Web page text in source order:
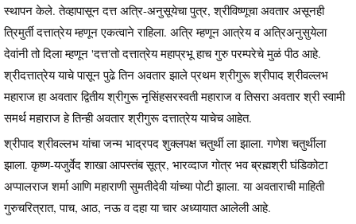
स्थापन केले. तेव्हापासून दत्त अत्रि-अनुसूयेचा पुत्र, श्रीविष्णूचा अवतार असूनही
त्रिमुर्ती दत्तात्रेय म्हणून एकत्वाने राहिला. अत्रि म्हणून आत्रेय व अत्रिअनुसुयेला
देवांनी तो दिला म्हणून 'दत्त'तो दत्तात्रेय महाप्रभू हाच गुरु परम्परेचे मुळं पीठ आहे.
श्रीदत्तात्रेय याचे पासून पुढे तिन अवतार झाले प्रथम श्रीगुरू श्रीपाद श्रीवल्लभ
महाराज हा अवतार द्वितीय श्रीगुरू नृसिंहसरस्वती महाराज व तिसरा अवतार श्री स्वामी
समर्थ महाराज हे तिन्ही अवतार श्रीगुरू दत्तात्रेय याचेच आहेत.
श्रीपाद श्रीवल्लभ यांचा जन्म भाद्रपद शुक्लपक्ष चतुर्थी ला झाला. गणेश चतुर्थीला
झाला. कृष्ण-यजुर्वेद शाखा आपस्तंब सूत्र, भारव्दाज गोत्र भव ब्रह्मश्री घंडिकोटा
अप्पालराज शर्मा आणि महाराणी सुमतीदेवी यांच्या पोटी झाला. या अवताराची माहिती
गुरुचरित्रात, पाच, आठ, नऊ व दहा या चार अध्यायात आलेली आहे.